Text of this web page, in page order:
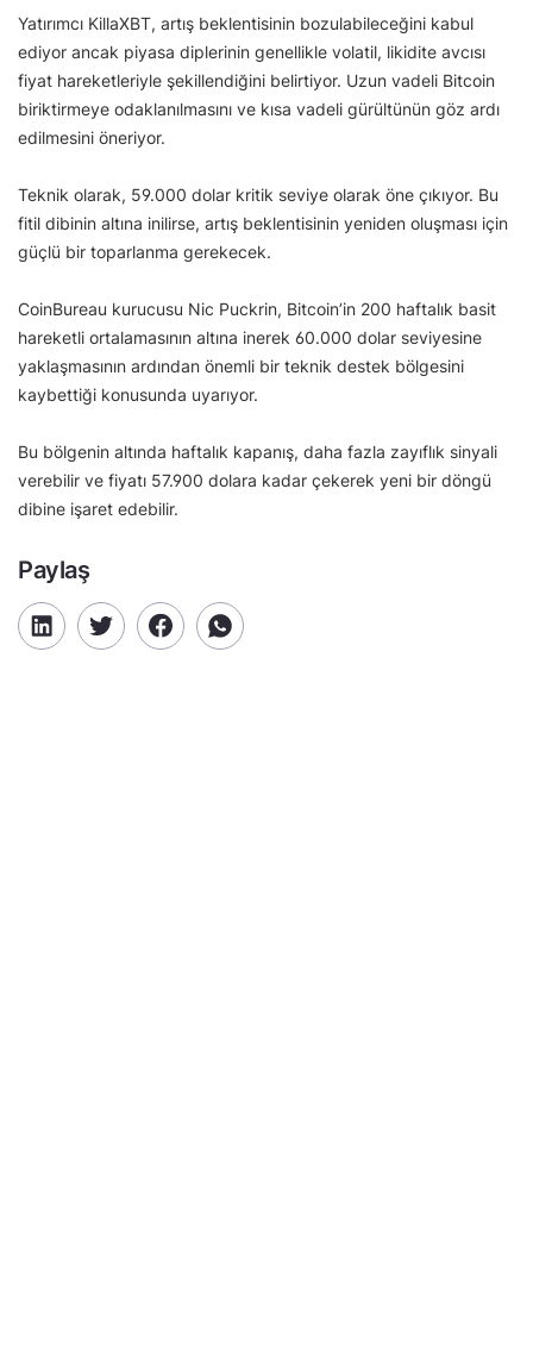
Yatırımcı KillaXBT, artış beklentisinin bozulabileceğini kabul
ediyor ancak piyasa diplerinin genellikle volatil, likidite avcısı
fiyat hareketleriyle şekillendiğini belirtiyor. Uzun vadeli Bitcoin
biriktirmeye odaklanılmasını ve kısa vadeli gürültünün göz ardı
edilmesini öneriyor.
Teknik olarak, 59.000 dolar kritik seviye olarak öne çıkıyor. Bu
fitil dibinin altına inilirse, artış beklentisinin yeniden oluşması için
güçlü bir toparlanma gerekecek.
CoinBureau kurucusu Nic Puckrin, Bitcoin’in 200 haftalık basit
hareketli ortalamasının altına inerek 60.000 dolar seviyesine
yaklaşmasının ardından önemli bir teknik destek bölgesini
kaybettiği konusunda uyarıyor.
Bu bölgenin altında haftalık kapanış, daha fazla zayıflık sinyali
verebilir ve fiyatı 57.900 dolara kadar çekerek yeni bir döngü
dibine işaret edebilir.
Paylaş